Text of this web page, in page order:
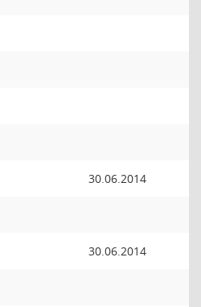
30.06.2014
30.06.2014